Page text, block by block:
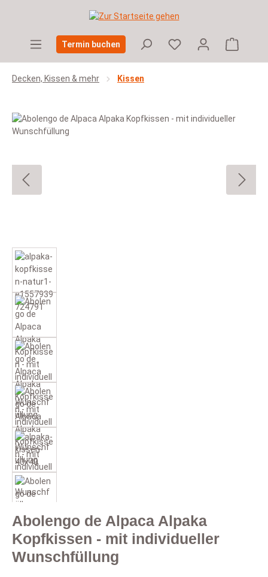
Zum Hauptinhalt springen
Termin buchen
Decken, Kissen & mehr Kissen
Bildergalerie überspringen
Abolengo de Alpaca Alpaka
Kopfkissen - mit individueller
Wunschfüllung